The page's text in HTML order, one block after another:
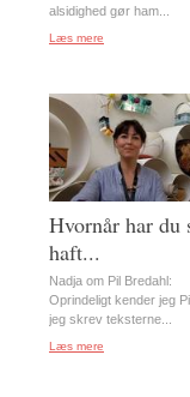
alsidighed gør ham...
Læs mere
Hvornår har du
haft...
Nadja om Pil Bredahl:
Oprindeligt kender jeg
jeg skrev teksterne...
Læs mere